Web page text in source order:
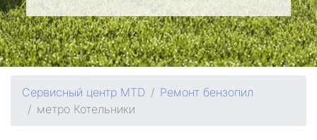
Сервисный центр MTD
Ремонт бензопил
метро Котельники